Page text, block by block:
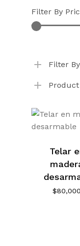
Filter By
Filter
Telar
$80,000